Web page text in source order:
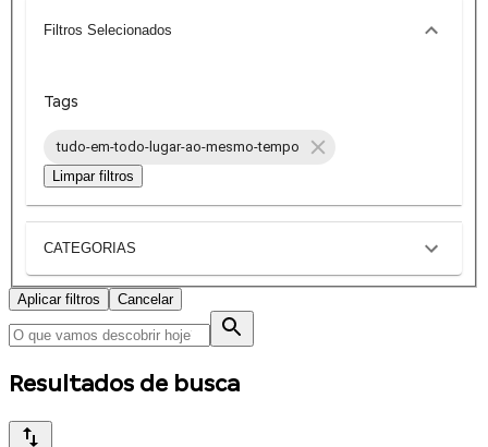
Filtros Selecionados
Tags
tudo-em-todo-lugar-ao-mesmo-tempo
Limpar filtros
CATEGORIAS
Aplicar filtros Cancelar
Resultados de busca